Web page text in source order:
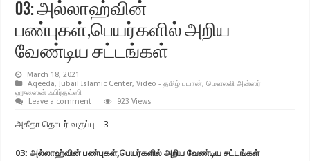
03: அல்லாஹ்வின்
பண்புகள்,பெயர்களில் அறிய
வேண்டிய சட்டங்கள்
March 18, 2021
Aqeeda, Jubail Islamic Center,Video - தமிழ் பயான்,மௌலவி அன்ஸர்
ஹுஸைன் ஃபிர்தவ்ஸி
Leave a comment
923 Views
அகீதா தொடர் வகுப்பு – 3
03: அல்லாஹ்வின் பண்புகள்,பெயர்களில் அறிய வேண்டிய சட்டங்கள்